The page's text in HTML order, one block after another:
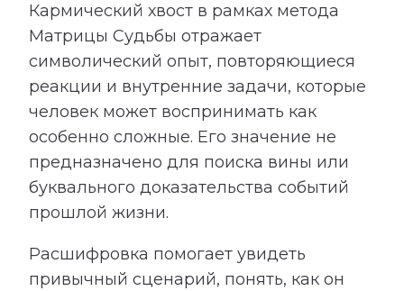
Кармический хвост в рамках метода
Матрицы Судьбы отражает
символический опыт, повторяющиеся
реакции и внутренние задачи, которые
человек может воспринимать как
особенно сложные. Его значение не
предназначено для поиска вины или
буквального доказательства событий
прошлой жизни.
Расшифровка помогает увидеть
привычный сценарий, понять, как он